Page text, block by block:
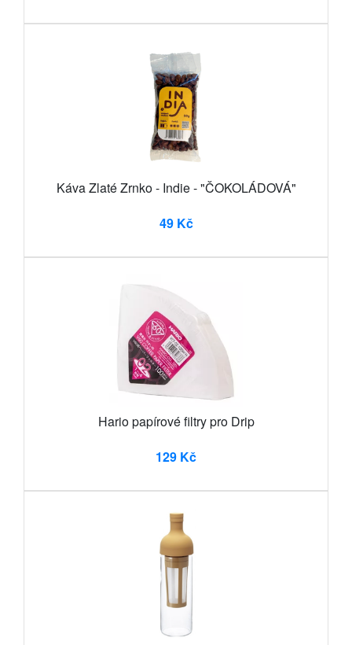
Káva Zlaté Zrnko - Indie - "ČOKOLÁDOVÁ"
49 Kč
Hario papírové filtry pro Drip
129 Kč